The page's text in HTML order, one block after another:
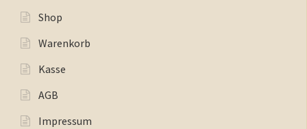
Shop
Warenkorb
Kasse
AGB
Impressum